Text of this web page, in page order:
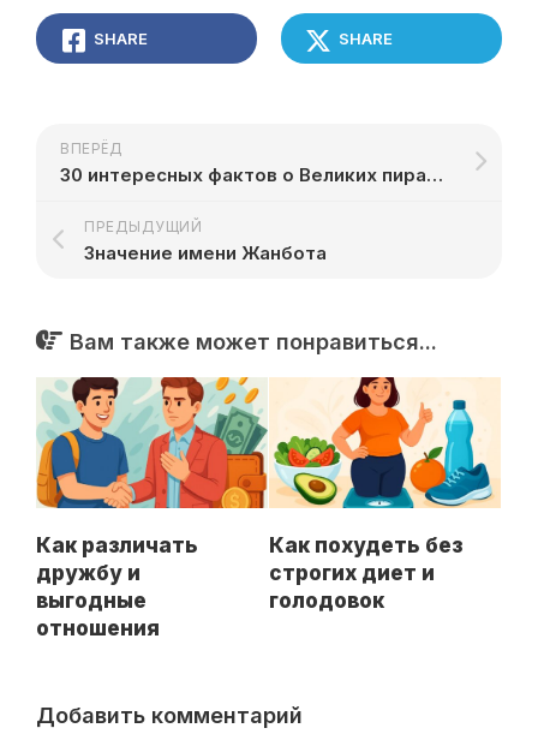
SHARE SHARE
ВПЕРЁД
30 интересных фактов о Великих пирамидах Гизы
ПРЕДЫДУЩИЙ
Значение имени Жанбота
Вам также может понравиться...
Как различать
дружбу и
выгодные
отношения
Как похудеть без
строгих диет и
голодовок
Добавить комментарий